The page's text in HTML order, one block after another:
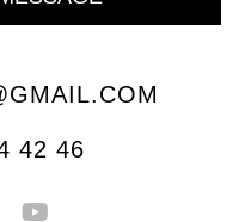
42 46
Y